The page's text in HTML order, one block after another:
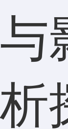
与
析